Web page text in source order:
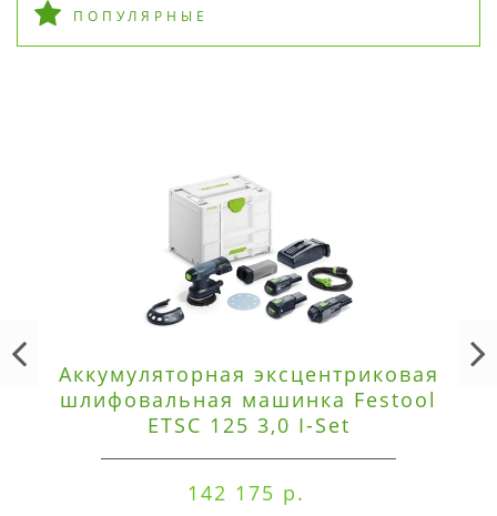
ПОПУЛЯРНЫЕ
Аккумуляторная эксцентриковая
шлифовальная машинка Festool
ETSC 125 3,0 I-Set
142 175 р.